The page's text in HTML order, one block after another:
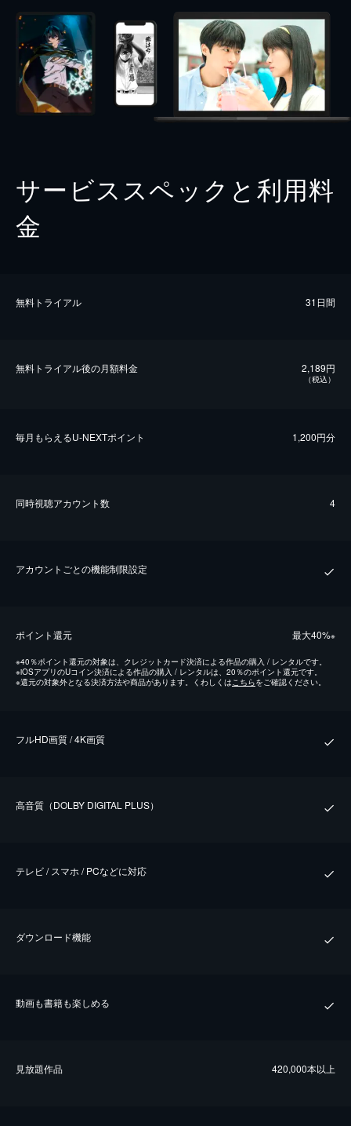
サービススペックと利用料
金
無料トライアル 31日間
無料トライアル後の⽉額料金 2,189円
（税込）
毎⽉もらえるU-NEXTポイント 1,200円分
同時視聴アカウント数 4
アカウントごとの機能制限設定
ポイント還元 最⼤40%※
※40％ポイント還元の対象は、クレジットカード決済による作品の購入 / レンタルです。
※iOSアプリのUコイン決済による作品の購入 / レンタルは、20％のポイント還元です。
※還元の対象外となる決済方法や商品があります。くわしくはこちらをご確認ください。
フルHD画質 / 4K画質
⾼⾳質（DOLBY DIGITAL PLUS）
テレビ / スマホ / PCなどに対応
ダウンロード機能
動画も書籍も楽しめる
⾒放題作品 420,000本以上